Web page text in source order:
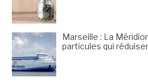
Marseille : La
particules qui